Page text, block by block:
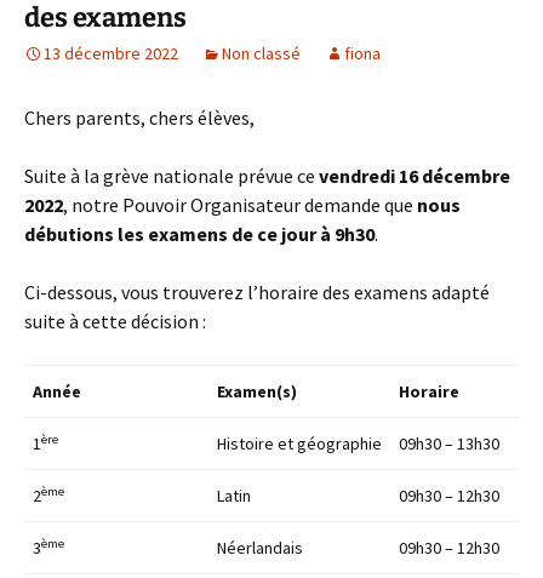
des examens
13 décembre 2022 Non classé fiona
Chers parents, chers élèves,
Suite à la grève nationale prévue ce vendredi 16 décembre
2022, notre Pouvoir Organisateur demande que nous
débutions les examens de ce jour à 9h30.
Ci-dessous, vous trouverez l’horaire des examens adapté
suite à cette décision :
Année Examen(s) Horaire
1ère Histoire et géographie 09h30 – 13h30
2ème Latin 09h30 – 12h30
3ème Néerlandais 09h30 – 12h30